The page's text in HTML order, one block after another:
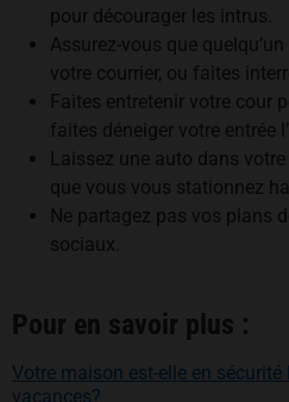
pour décourager les intrus.
Assurez-vous que
votre courrier, ou faites
Faites entretenir votre cour
faites déneiger votre entrée
Laissez une auto dans votre
que vous vous stationnez
Ne partagez pas vos plans
sociaux.
Pour en savoir plus :
Votre maison est-elle en
vacances?